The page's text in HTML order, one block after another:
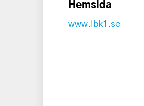
Hemsida
www.lbk1.se